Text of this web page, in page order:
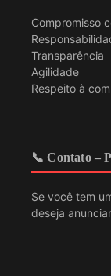
Compromisso
Transparência
Agilidade
Respeito à
📞 Contato –
Se você tem
deseja